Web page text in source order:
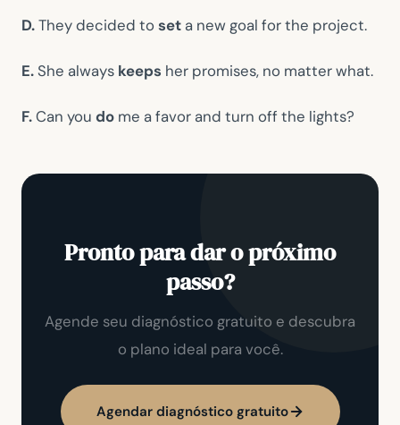
D.They decided to set a new goal for the project.
E. She always keeps her promises, no matter what.
F.Can you do me a favor and turn off the lights?
Pronto para dar o próximo
passo?
Agende seu diagnóstico gratuito e descubra
o plano ideal para você.
Agendar diagnóstico gratuito